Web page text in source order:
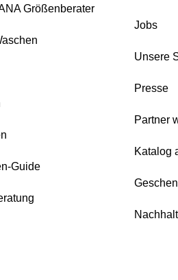
Größenberater
Guide
Jobs
Unsere
Presse
Partner
Katalog